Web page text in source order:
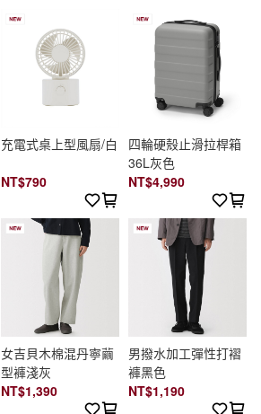
充電式桌上型風扇/白
NT$790
四輪硬殼止滑拉桿箱
36L灰色
NT$4,990
女吉貝木棉混丹寧繭
型褲淺灰
NT$1,390
男撥水加工彈性打褶
褲黑色
NT$1,190